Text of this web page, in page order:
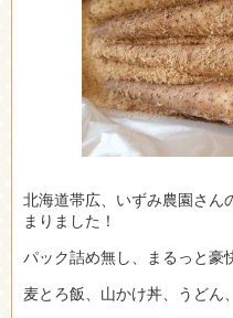
北海道帯広、いずみ農園さん
まりました！
パック詰め無し、まるっと豪
麦とろ飯、山かけ丼、うどん